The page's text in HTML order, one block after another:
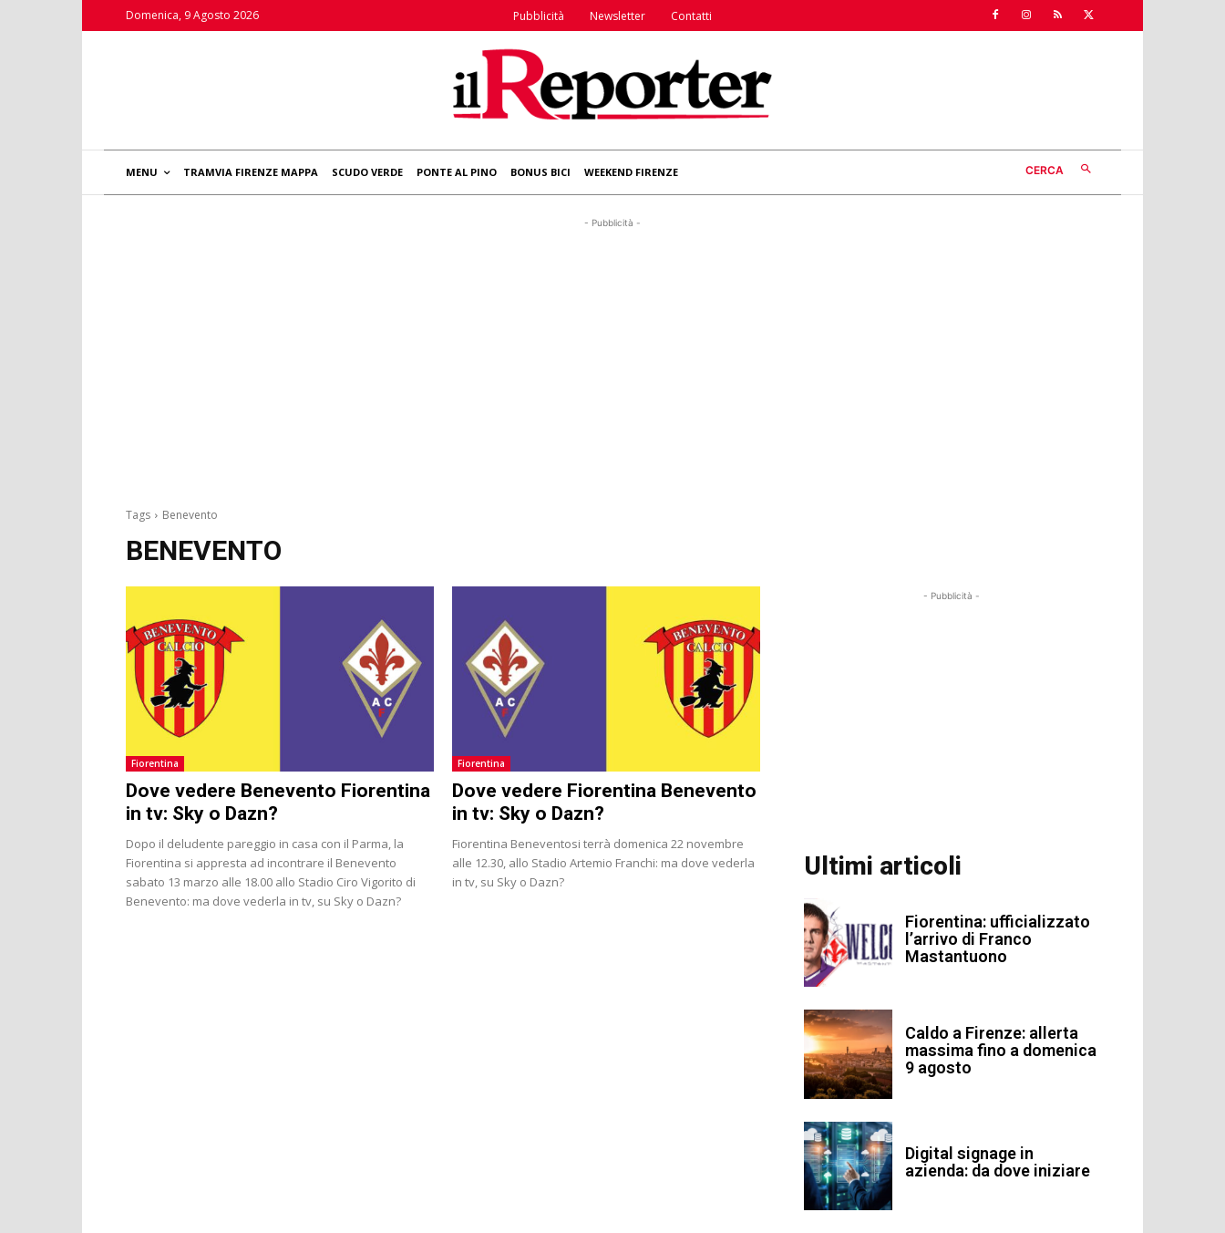
Domenica, 9 Agosto 2026 Pubblicità Newsletter Contatti
MENU TRAMVIA FIRENZE MAPPA SCUDO VERDE PONTE AL PINO BONUS BICI WEEKEND FIRENZE CERCA
- Pubblicità -
Tags Benevento
BENEVENTO
Fiorentina
Dove vedere Benevento Fiorentina
in tv: Sky o Dazn?
Dopo il deludente pareggio in casa con il Parma, la
Fiorentina si appresta ad incontrare il Benevento
sabato 13 marzo alle 18.00 allo Stadio Ciro Vigorito di
Benevento: ma dove vederla in tv, su Sky o Dazn?
Fiorentina
Dove vedere Fiorentina Benevento
in tv: Sky o Dazn?
Fiorentina Beneventosi terrà domenica 22 novembre
alle 12.30, allo Stadio Artemio Franchi: ma dove vederla
in tv, su Sky o Dazn?
- Pubblicità -
Ultimi articoli
Fiorentina: ufficializzato
l’arrivo di Franco
Mastantuono
Caldo a Firenze: allerta
massima fino a domenica
9 agosto
Digital signage in
azienda: da dove iniziare